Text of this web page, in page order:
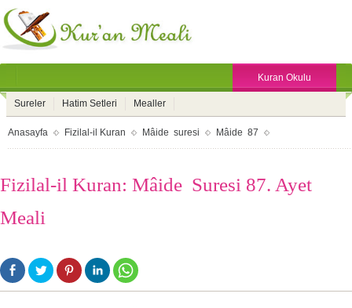
Kuran Okulu
Sureler Hatim Setleri Mealler
Anasayfa Fizilal-il Kuran Mâide suresi Mâide 87
Fizilal-il Kuran: Mâide Suresi 87. Ayet
Meali